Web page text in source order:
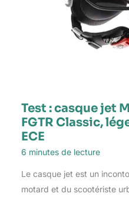
Test : casque jet
FGTR Classic,
ECE
6 minutes de lecture
Le casque jet est un
motard et du scootériste